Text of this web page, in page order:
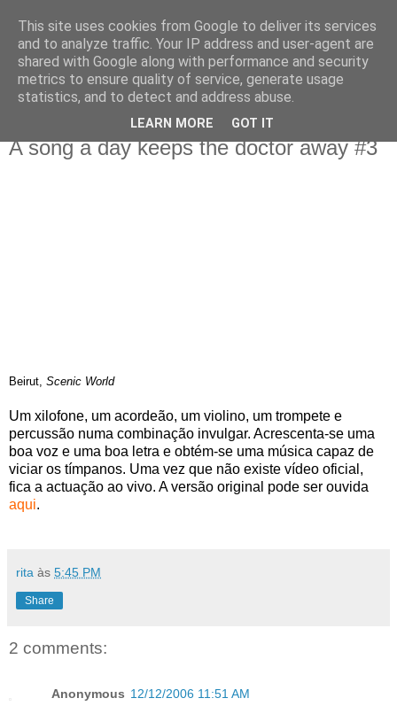
IN MY POCKET
all the things and people that i bring along with me everyday
A song a day keeps the doctor away #3
Beirut, Scenic World
Um xilofone, um acordeão, um violino, um trompete e
percussão numa combinação invulgar. Acrescenta-se uma
boa voz e uma boa letra e obtém-se uma música capaz de
viciar os tímpanos. Uma vez que não existe vídeo oficial,
fica a actuação ao vivo. A versão original pode ser ouvida
aqui.
rita às 5:45 PM
Share
2 comments:
Anonymous 12/12/2006 11:51 AM
This site uses cookies from Google to deliver its services
and to analyze traffic. Your IP address and user-agent are
shared with Google along with performance and security
metrics to ensure quality of service, generate usage
statistics, and to detect and address abuse.
LEARN MORE GOT IT